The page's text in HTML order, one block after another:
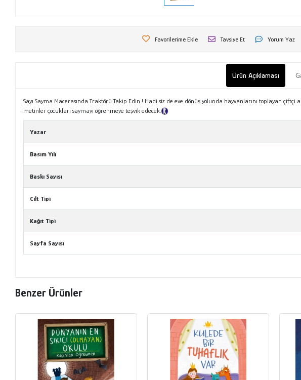
Favorilerime Ekle Tavsiye Et Yorum Yaz
Ürün Açıklaması
Sayı Sayma Macerasında Traktörü Takip Edin ! Hadi siz de eve dönüş yolunda hayvanlarını toplayan
metinler çocukları saymayı öğrenmeye teşvik edecek.
Yazar
Basım Yılı
Baskı Sayısı
Cilt Tipi
Kağıt Tipi
Sayfa Sayısı
Benzer Ürünler